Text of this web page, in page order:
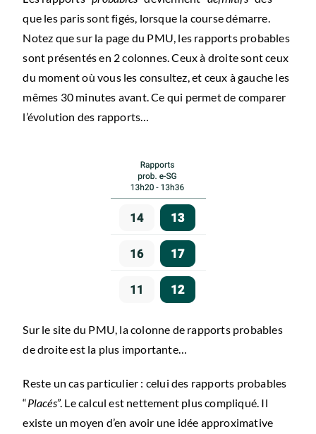
que les paris sont figés, lorsque la course démarre.
Notez que sur la page du PMU, les rapports probables
sont présentés en 2 colonnes. Ceux à droite sont ceux
du moment où vous les consultez, et ceux à gauche les
mêmes 30 minutes avant. Ce qui permet de comparer
l’évolution des rapports…
Sur le site du PMU, la colonne de rapports probables
de droite est la plus importante…
Reste un cas particulier : celui des rapports probables
“Placés”. Le calcul est nettement plus compliqué. Il
existe un moyen d’en avoir une idée approximative